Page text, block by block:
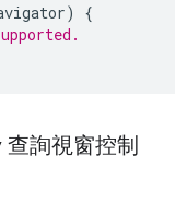
)
{
查詢視窗控制